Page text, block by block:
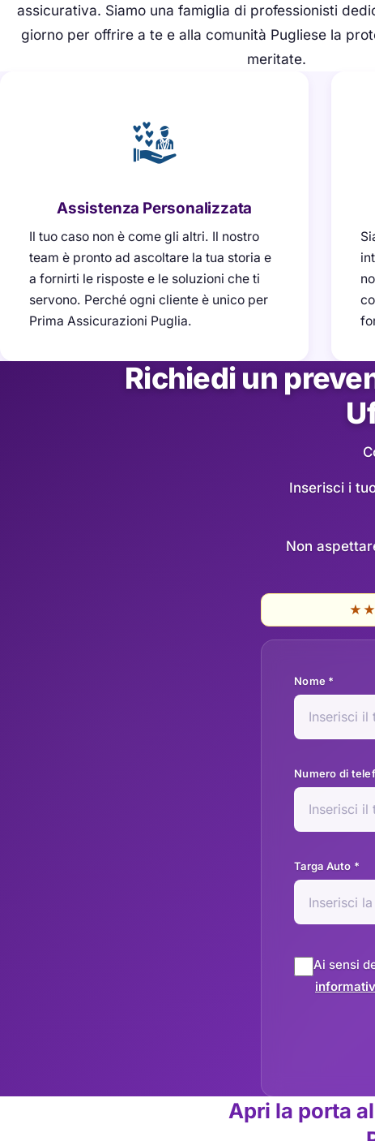
assicurativa. Siamo una famiglia di professionisti
giorno per offrire a te e alla comunità Pugliese la
meritate.
Assistenza Personalizzata
Il tuo caso non è come gli altri. Il nostro
team è pronto ad ascoltare la tua storia e
a fornirti le risposte e le soluzioni che ti
servono. Perché ogni cliente è unico per
Prima Assicurazioni Puglia.
Richiedi un
Inserisci i
Non
Nome *
Numero di
Targa Auto *
Ai sensi
Apri la porta